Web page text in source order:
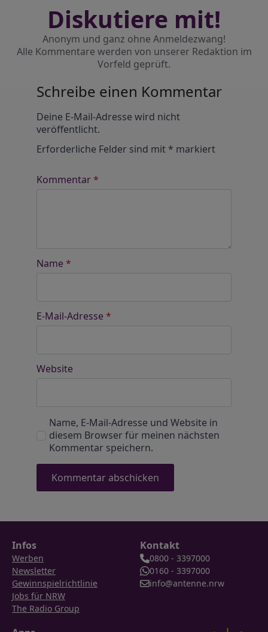
Diskutiere mit!
Anonym und ganz ohne Anmeldezwang!
Alle Kommentare werden von unserer Redaktion im
Vorfeld geprüft.
Schreibe einen Kommentar
Deine E-Mail-Adresse wird nicht
veröffentlicht.
Erforderliche Felder sind mit* markiert
Kommentar*
Name *
E-Mail-Adresse *
Website
Name, E-Mail-Adresse und Website in
diesem Browser für meinen nächsten
Kommentar speichern.
Infos
Werben
Newsletter
Gewinnspielrichtlinie
Jobs für NRW
The Radio Group
Kontakt
0800 - 3397000
0160 - 3397000
info@antenne.nrw